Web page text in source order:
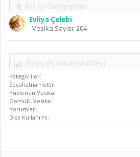
En İyi Seyyahlar
Evliya Çelebi
Vesika Sayısı: 204
Seyyah İstatistikleri
Kategoriler:
Seyahatnameler:
Yüklenen Vesika:
Gömülü Vesika:
Yorumlar:
Disk Kullanımı: